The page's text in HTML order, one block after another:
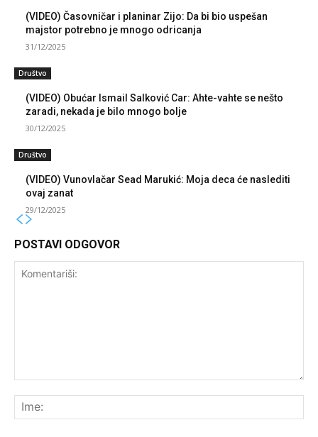
(VIDEO) Časovničar i planinar Zijo: Da bi bio uspešan
majstor potrebno je mnogo odricanja
31/12/2025
Društvo
(VIDEO) Obućar Ismail Salković Car: Ahte-vahte se nešto
zaradi, nekada je bilo mnogo bolje
30/12/2025
Društvo
(VIDEO) Vunovlačar Sead Marukić: Moja deca će naslediti
ovaj zanat
29/12/2025
POSTAVI ODGOVOR